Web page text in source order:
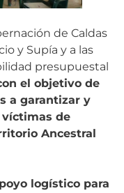
de Caldas
y Supía y a las
presupuestal
el objetivo de
a garantizar y
víctimas de
Ancestral
logístico para